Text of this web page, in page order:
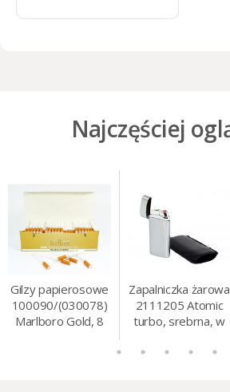
Najczęściej
Gilzy papierosowe
100090/(030078)
Marlboro Gold, 8
Zapalniczka żarowa
2111205 Atomic
turbo, srebrna, w